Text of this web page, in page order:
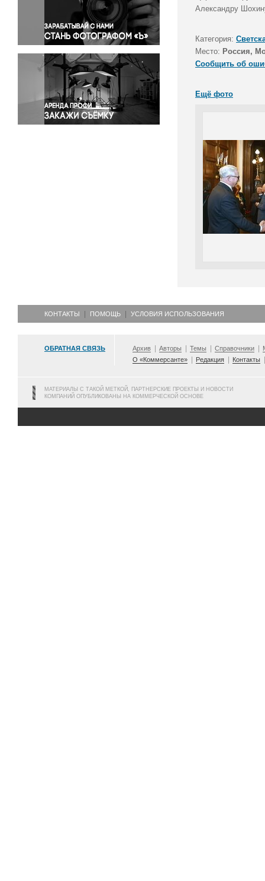
Правосудие
Происшествия и конфликты
Религия
Светская жизнь
Спорт
Экология
Экономика и бизнес
Александру
Категория:
Место: Россия,
Сообщить об
Ещё фото
КОНТАКТЫ ПОМОЩЬ УСЛОВИЯ ИСПОЛЬЗОВАНИЯ
ОБРАТНАЯ СВЯЗЬ Архив Авторы Темы Справочники
О «Коммерсанте»
Редакция Контакты
МАТЕРИАЛЫ С ТАКОЙ МЕТКОЙ, ПАРТНЕРСКИЕ ПРОЕКТЫ И НОВОСТИ
КОМПАНИЙ ОПУБЛИКОВАНЫ НА КОММЕРЧЕСКОЙ ОСНОВЕ